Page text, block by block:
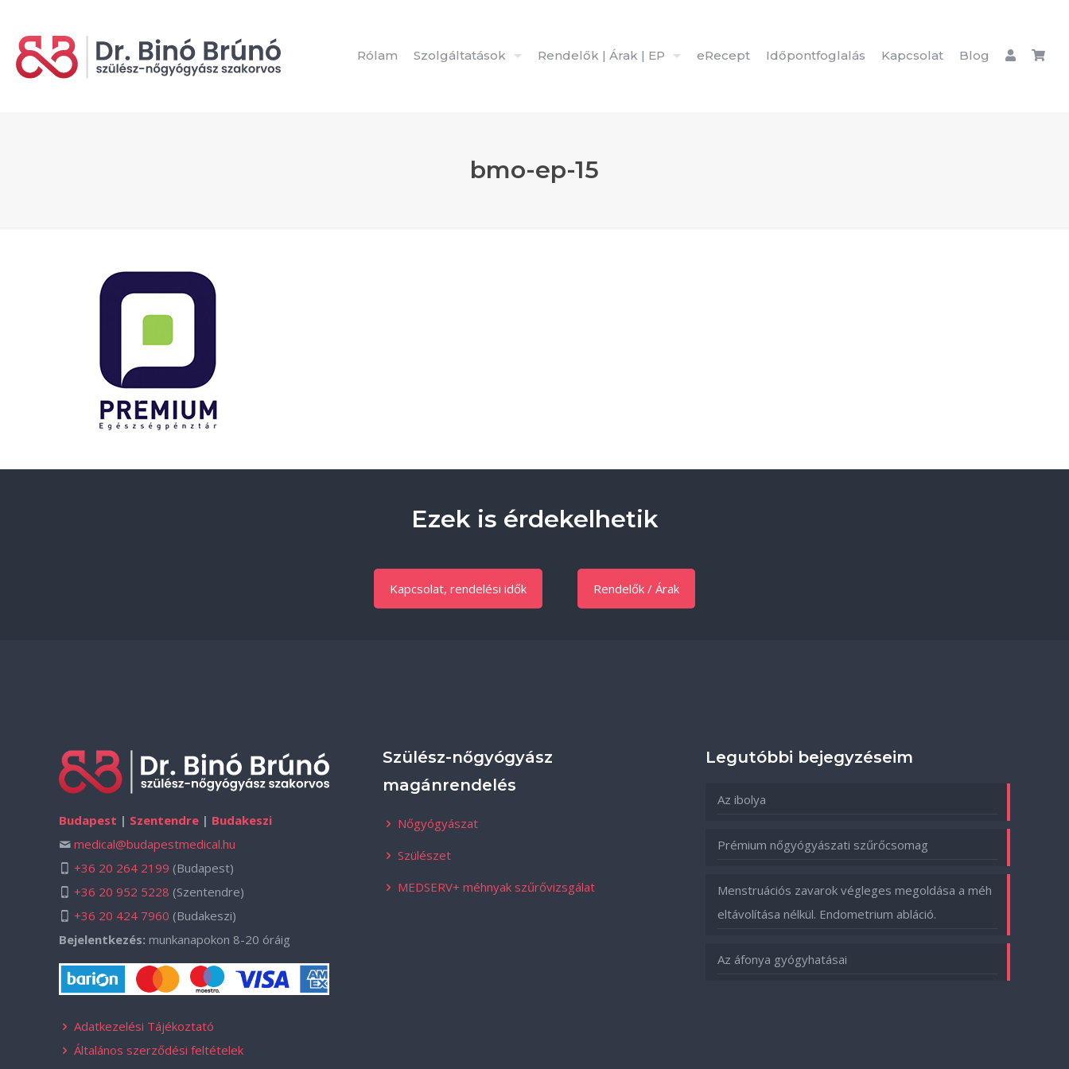
Rólam Szolgáltatások Rendelők | Árak | EP eRecept Időpontfoglalás Kapcsolat Blog
bmo-ep-15
Ezek is érdekelhetik
Kapcsolat, rendelési idők Rendelők / Árak
Budapest | Szentendre | Budakeszi
medical@budapestmedical.hu
+36 20 264 2199 (Budapest)
+36 20 952 5228 (Szentendre)
+36 20 424 7960 (Budakeszi)
Bejelentkezés: munkanapokon 8-20 óráig
Adatkezelési Tájékoztató
Általános szerződési feltételek
Szülész-nőgyógyász
magánrendelés
Nőgyógyászat
Szülészet
MEDSERV+ méhnyak szűrővizsgálat
Legutóbbi bejegyzéseim
Az ibolya
Prémium nőgyógyászati szűrőcsomag
Menstruációs zavarok végleges megoldása a méh
eltávolítása nélkül. Endometrium abláció.
Az áfonya gyógyhatásai